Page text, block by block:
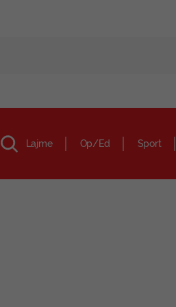
Lajme Op/Ed Sport